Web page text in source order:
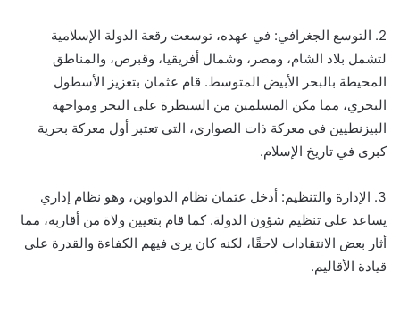
2. التوسع الجغرافي: في عهده، توسعت رقعة الدولة الإسلامية
لتشمل بلاد الشام، ومصر، وشمال أفريقيا، وقبرص، والمناطق
المحيطة بالبحر الأبيض المتوسط. قام عثمان بتعزيز الأسطول
البحري، مما مكن المسلمين من السيطرة على البحر ومواجهة
البيزنطيين في معركة ذات الصواري، التي تعتبر أول معركة بحرية
كبرى في تاريخ الإسلام.
3. الإدارة والتنظيم: أدخل عثمان نظام الدواوين، وهو نظام إداري
يساعد على تنظيم شؤون الدولة. كما قام بتعيين ولاة من أقاربه، مما
أثار بعض الانتقادات لاحقًا، لكنه كان يرى فيهم الكفاءة والقدرة على
قيادة الأقاليم.